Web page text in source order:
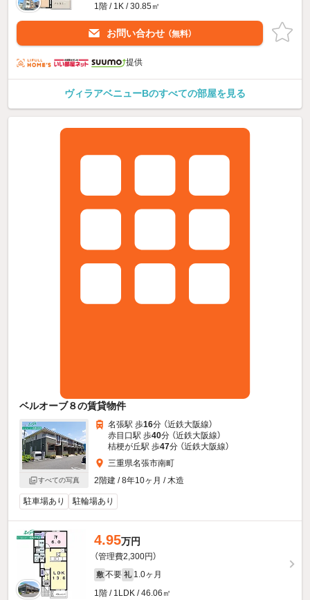
1階 / 1K / 30.85㎡
お問い合わせ （無料）
提供
ヴィラアベニューBのすべての部屋を見る
ベルオーブ８の賃貸物件
すべての写真
名張駅 歩16分 （近鉄大阪線）
赤目口駅 歩40分 （近鉄大阪線）
桔梗が丘駅 歩47分 （近鉄大阪線）
三重県名張市南町
2階建 / 8年10ヶ月 / 木造
駐車場あり 駐輪場あり
4.95万円
（管理費2,300円）
敷 不要 礼 1.0ヶ月
1階 / 1LDK / 46.06㎡